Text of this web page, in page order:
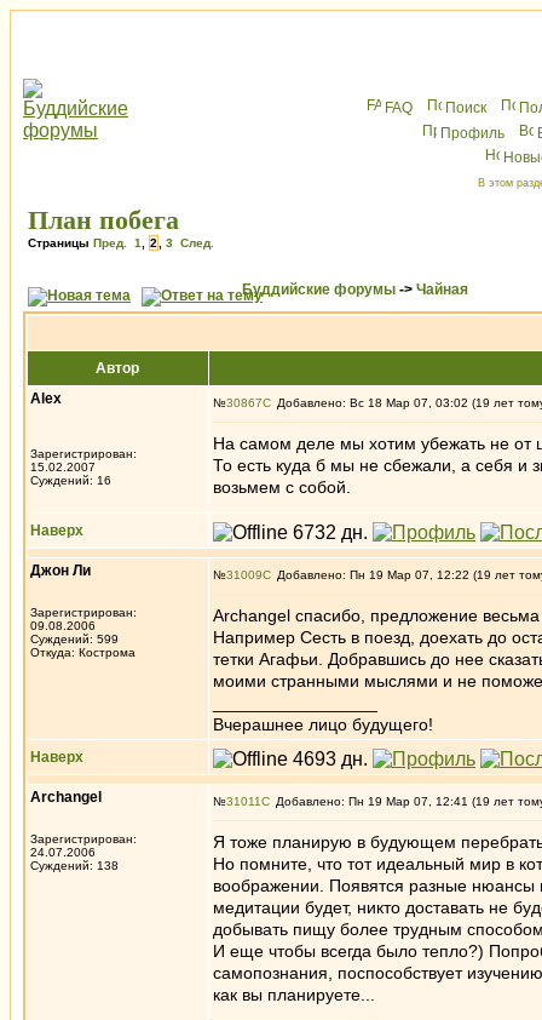
FAQ Поиск
Профиль
В этом
План побега
Страницы Пред. 1 2 3 След.
Буддийские форумы -> Чайная
Автор
Alex
Зарегистрирован:
15.02.2007
Суждений: 16
№30867 Добавлено: Вс 18 Мар 07, 03:02 (19 лет
На самом деле мы хотим убежать не от
То есть куда б мы не сбежали, а себя и
возьмем с собой.
Наверх
Джон Ли
Зарегистрирован:
09.08.2006
Суждений: 599
Откуда: Кострома
№31009 Добавлено: Пн 19 Мар 07, 12:22 (19 лет
Archangel спасибо, предложение
Например Сесть в поезд, доехать до
тетки Агафьи. Добравшись до нее
моими странными мыслями и не
Вчерашнее лицо будущего!
Наверх
Archangel
Зарегистрирован:
24.07.2006
Суждений: 138
№31011 Добавлено: Пн 19 Мар 07, 12:41 (19 лет
Я тоже планирую в будующем
Но помните, что тот идеальный мир в
воображении. Появятся разные
медитации будет, никто доставать не
добывать пищу более трудным
И еще чтобы всегда было тепло?)
самопознания, поспособствует
как вы планируете...